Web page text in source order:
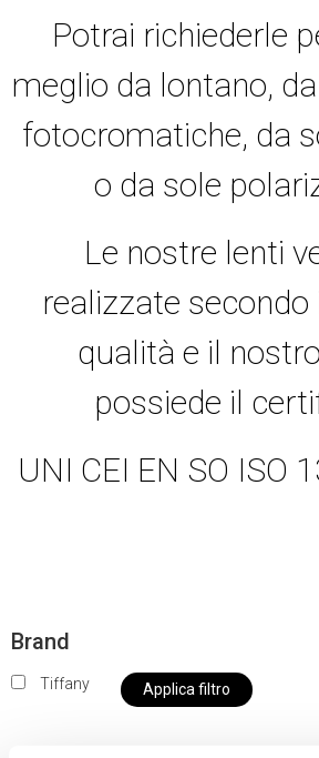
Potrai richiederle
meglio da lontano,
fotocromatiche, da
o da sole
Le nostre lenti
realizzate
qualità e il
possiede il
UNI CEI EN SO ISO
Brand
Tiffany Applica filtro